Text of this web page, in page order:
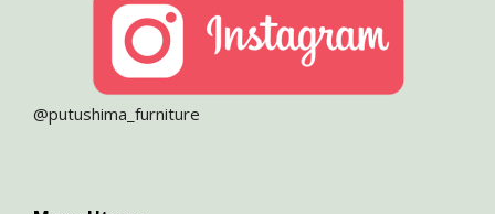
@putushima_furniture